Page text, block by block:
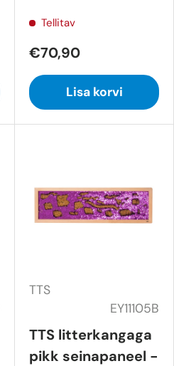
Tellitav
€70,90
Lisa korvi
TTS
EY11105B
TTS litterkangaga
pikk seinapaneel -